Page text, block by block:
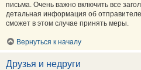
письма. Очень важно включить все
детальная информация об
сможет в этом случае принять меры.
Вернуться к началу
Друзья и недруги